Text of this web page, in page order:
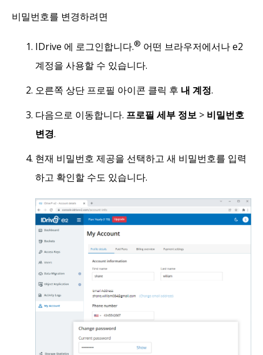
비밀번호를 변경하려면
IDrive 에 로그인합니다.® 어떤 브라우저에서나 e2
계정을 사용할 수 있습니다.
오른쪽 상단 프로필 아이콘 클릭 후 내 계정.
다음으로 이동합니다. 프로필 세부 정보 > 비밀번호
변경.
현재 비밀번호 제공을 선택하고 새 비밀번호를 입력
하고 확인할 수도 있습니다.